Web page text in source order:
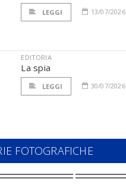
LEGGI 13/07/2026
EDITORIA
La spia
LEGGI 30/07/2026
FOTOGRAFICHE